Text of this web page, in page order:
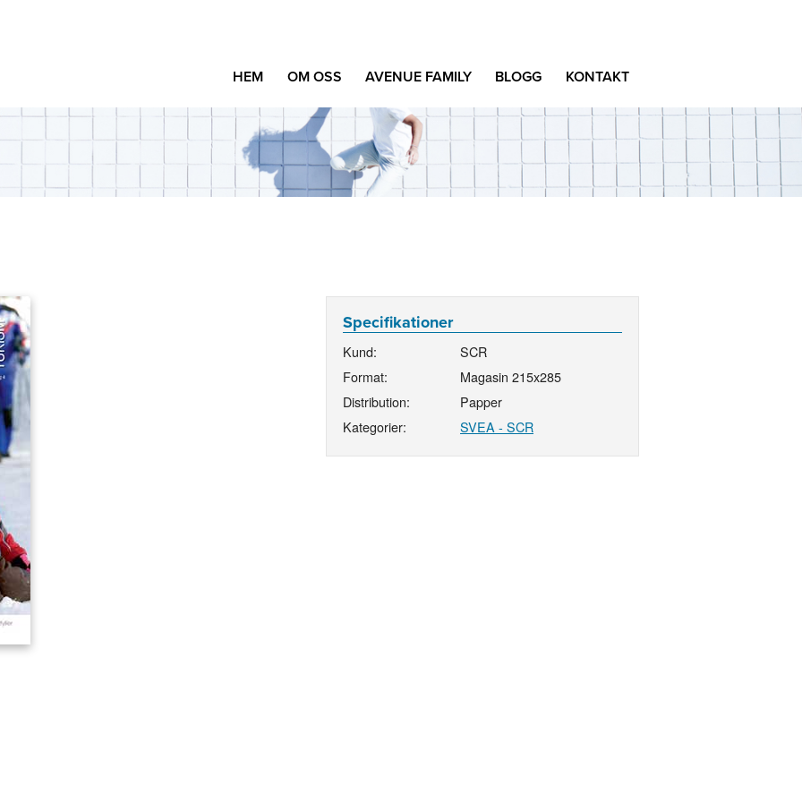
HEM OM OSS AVENUE FAMILY BLOGG KONTAKT
Specifikationer
Kund:
SCR
Format:
Magasin 215x285
Distribution:
Papper
Kategorier:
SVEA - SCR